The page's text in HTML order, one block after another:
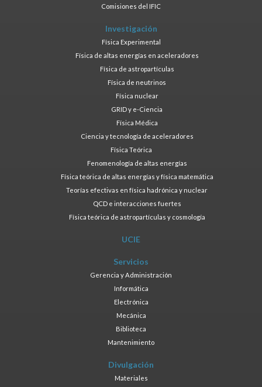
Comisiones del IFIC
Investigación
Física Experimental
Física de altas energías en aceleradores
Física de astropartículas
Física de neutrinos
Física nuclear
GRID y e-Ciencia
Física Médica
Ciencia y tecnología de aceleradores
Física Teórica
Fenomenología de altas energías
Física teórica de altas energías y física matemática
Teorías efectivas en física hadrónica y nuclear
QCD e interacciones fuertes
Física teórica de astropartículas y cosmología
UCIE
Servicios
Gerencia y Administración
Informática
Electrónica
Mecánica
Biblioteca
Mantenimiento
Divulgación
Materiales